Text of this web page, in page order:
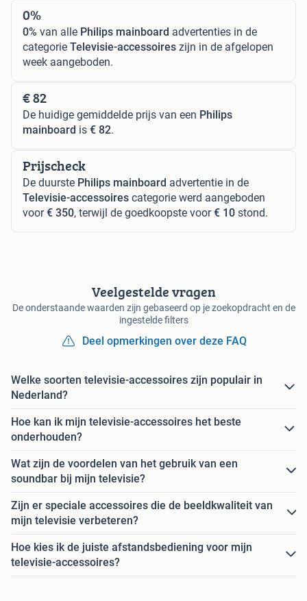
0%
0% van alle Philips mainboard advertenties in de
categorie Televisie-accessoires zijn in de afgelopen
week aangeboden.
€ 82
De huidige gemiddelde prijs van een Philips
mainboard is € 82.
Prijscheck
De duurste Philips mainboard advertentie in de
Televisie-accessoires categorie werd aangeboden
voor€ 350, terwijl de goedkoopste voor€ 10 stond.
Veelgestelde vragen
De onderstaande waarden zijn gebaseerd op je zoekopdracht en de
ingestelde filters
Deel opmerkingen over deze FAQ
Welke soorten televisie-accessoires zijn populair in
Nederland?
Hoe kan ik mijn televisie-accessoires het beste
onderhouden?
Wat zijn de voordelen van het gebruik van een
soundbar bij mijn televisie?
Zijn er speciale accessoires die de beeldkwaliteit van
mijn televisie verbeteren?
Hoe kies ik de juiste afstandsbediening voor mijn
televisie-accessoires?